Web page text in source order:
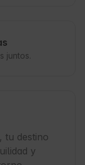
juntos.
tu destino
y